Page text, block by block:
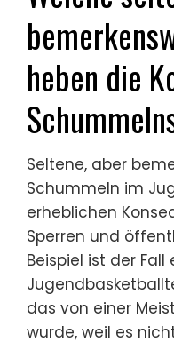
hohe Erwartungen
sowie den
professionellen
konstant Leistung
und Stress führen
unethische
entscheidend, eine
des psychischen
Jugendsport zu